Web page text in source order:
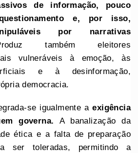
de informação, pouco
e, por isso,
por narrativas
também eleitores
vulneráveis à emoção, às
e à desinformação,
democracia.
se igualmente aexigência
governa. A banalização da
ética e a falta de preparação
ser toleradas, permitindo a